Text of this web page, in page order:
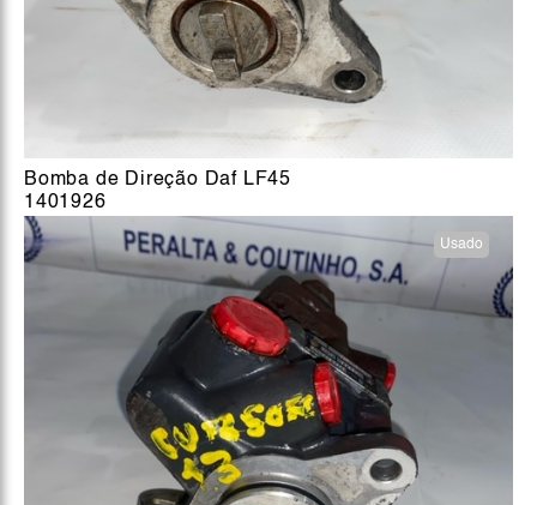
Bomba de Direção Daf LF45
1401926
Usado